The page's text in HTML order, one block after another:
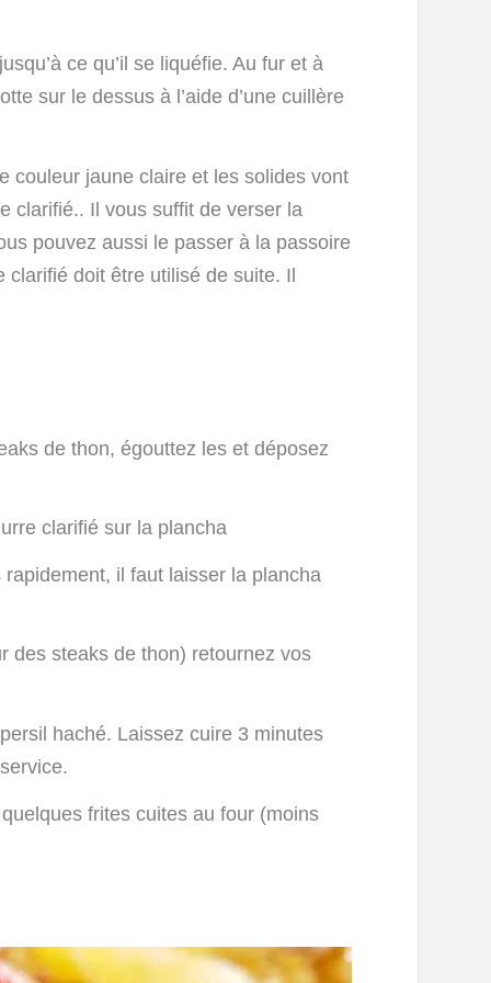
ce qu’il se liquéfie. Au fur et à
sur le dessus à l’aide d’une cuillère
couleur jaune claire et les solides vont
clarifié.. Il vous suffit de verser la
pouvez aussi le passer à la passoire
clarifié doit être utilisé de suite. Il
de thon, égouttez les et déposez
clarifié sur la plancha
il faut laisser la plancha
des steaks de thon) retournez vos
haché. Laissez cuire 3 minutes
frites cuites au four (moins